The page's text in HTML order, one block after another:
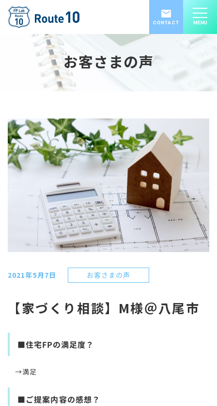
CONTACT MENU
お客さまの声
2021年5月7日 お客さまの声
【家づくり相談】M様＠八尾市
■住宅FPの満足度？
→満足
■ご提案内容の感想？